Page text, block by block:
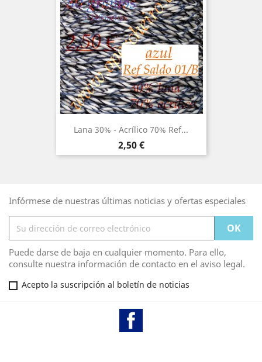
Lana 30% - Acrílico 70% Ref...
Precio
2,50 €
Infórmese de nuestras últimas noticias y ofertas especiales
Puede darse de baja en cualquier momento. Para ello,
consulte nuestra información de contacto en el aviso legal.
Acepto la suscripción al boletín de noticias